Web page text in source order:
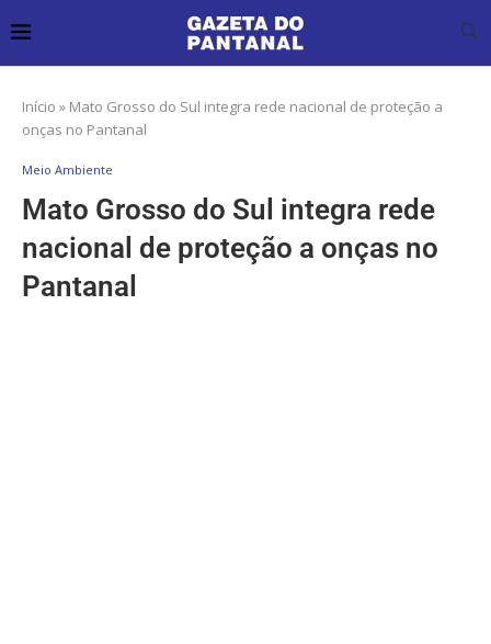
Início » Mato Grosso do Sul integra rede nacional de proteção a
onças no Pantanal
Meio Ambiente
Mato Grosso do Sul integra rede
nacional de proteção a onças no
Pantanal